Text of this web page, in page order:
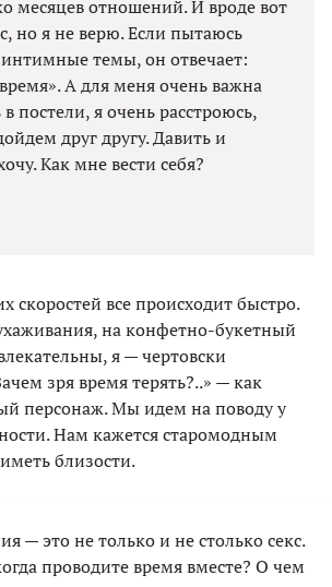
месяцев отношений. И вроде вот
но я не верю. Если пытаюсь
темы, он отвечает:
А для меня очень важна
постели, я очень расстроюсь,
друг другу. Давить и
Как мне вести себя?
скоростей все происходит быстро.
на конфетно-букетный
я — чертовски
зря время терять?..» — как
персонаж. Мы идем на поводу у
Нам кажется старомодным
близости.
— это не только и не столько секс.
проводите время вместе? О чем